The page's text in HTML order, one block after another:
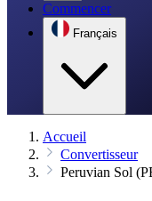
Commencer
Français
Accueil
Convertisseur
Peruvian Sol